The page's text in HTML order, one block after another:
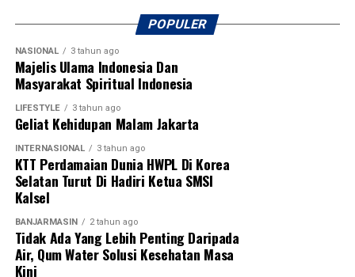
Kalimantan Selatan, KONI Kalimantan Selatan, serta
berbagai organisasi olahraga lainnya sebagai bentuk
komitmen bersama dalam memajukan sepak bola dan
melahirkan generasi atlet berprestasi di Banua.
[adv/adpim]
Post Views: 19
Sebarkan
Messenger 0 Twitter
POPULER
NASIONAL 3 tahun ago
Majelis Ulama Indonesia Dan
Masyarakat Spiritual Indonesia
LIFESTYLE 3 tahun ago
Geliat Kehidupan Malam Jakarta
INTERNASIONAL 3 tahun ago
KTT Perdamaian Dunia HWPL Di Korea
Selatan Turut Di Hadiri Ketua SMSI
Kalsel
BANJARMASIN 2 tahun ago
Tidak Ada Yang Lebih Penting Daripada
Air, Qum Water Solusi Kesehatan Masa
Kini